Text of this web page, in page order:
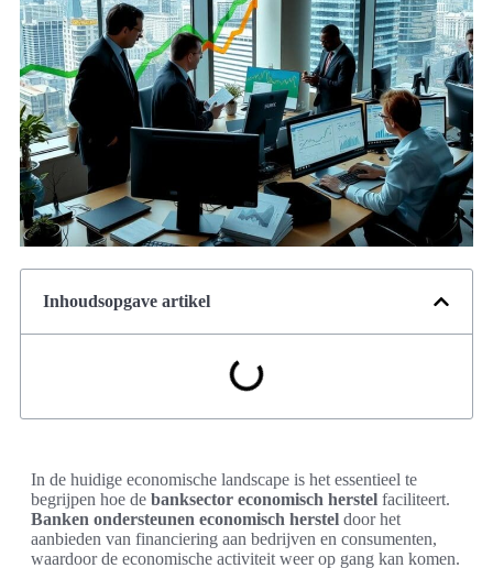
Inhoudsopgave artikel
In de huidige economische landscape is het essentieel te
begrijpen hoe de banksector economisch herstel faciliteert.
Banken ondersteunen economisch herstel door het
aanbieden van financiering aan bedrijven en consumenten,
waardoor de economische activiteit weer op gang kan komen.